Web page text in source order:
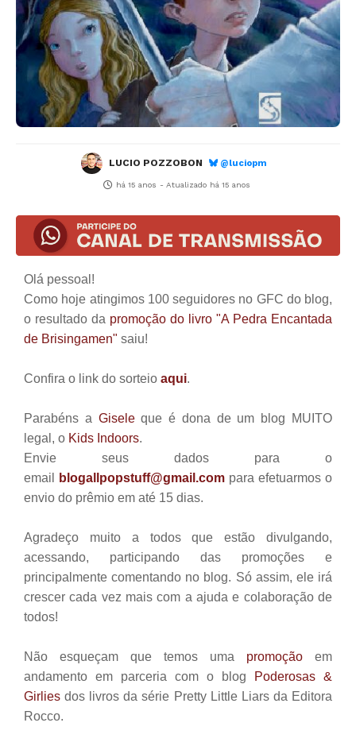
LUCIO POZZOBON @luciopm
há 15 anos - Atualizado há 15 anos
Olá pessoal!
Como hoje atingimos 100 seguidores no GFC do blog,
o resultado da promoção do livro "A Pedra Encantada
de Brisingamen" saiu!
Confira o link do sorteio aqui.
Parabéns a Giseleque é dona de um blog MUITO
legal, o Kids Indoors.
Envie seus dados para o
email
blogallpopstuff@gmail.com para efetuarmos o
envio do prêmio em até 15 dias.
Agradeço muito a todos que estão divulgando,
acessando, participando das promoções e
principalmente comentando no blog. Só assim, ele irá
crescer cada vez mais com a ajuda e colaboração de
todos!
Não esqueçam que temos uma promoção em
andamento em parceria com o blog
Poderosas &
Girlies dos livros da série Pretty Little Liars da Editora
Rocco.